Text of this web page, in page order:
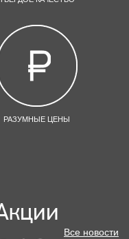
РАЗУМНЫЕ ЦЕНЫ
Все новости